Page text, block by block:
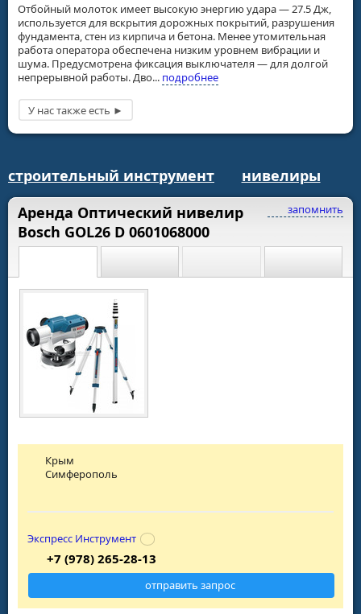
Отбойный молоток имеет высокую энергию удара — 27.5 Дж,
используется для вскрытия дорожных покрытий, разрушения
фундамента, стен из кирпича и бетона. Менее утомительная
работа оператора обеспечена низким уровнем вибрации и
шума. Предусмотрена фиксация выключателя — для долгой
непрерывной работы. Дво... подробнее
строительный инструмент нивелиры
запомнить
Аренда Оптический нивелир
Bosch GOL26 D 0601068000
Крым
Симферополь
Экспресс Инструмент
+7 (978) 265-28-13
отправить запрос